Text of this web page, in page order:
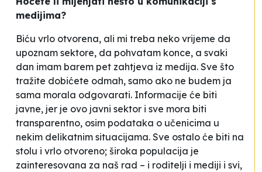
medijima?
Biću vrlo otvorena, ali mi treba neko vrijeme da
upoznam sektore, da pohvatam konce, a svaki
dan imam barem pet zahtjeva iz medija. Sve što
tražite dobićete odmah, samo ako ne budem ja
sama morala odgovarati. Informacije će biti
javne, jer je ovo javni sektor i sve mora biti
transparentno, osim podataka o učenicima u
nekim delikatnim situacijama. Sve ostalo će biti na
stolu i vrlo otvoreno; široka populacija je
zainteresovana za naš rad – i roditelji i mediji i svi,